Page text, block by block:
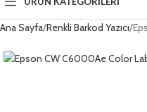
Ana Sayfa Renkli Barkod Yazıcı